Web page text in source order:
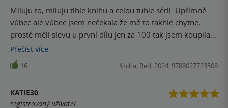
známe z bájí, jejich manželství mělo daleko k idyle. A tahle
knižní Afrodita se opravdu jen tak nedá. Dokonce na nás
čeká milostná čtveřice. Tak snad příště nebudu zklamaná.
Miluju to, miluju tihle knihu a celou tuhle sérii. Upřímně
vůbec ale vůbec jsem nečekala že mě to takhle chytne,
prostě měli slevu u první dílu jen za 100 tak jsem koupila a
musela jsem dočíst celou sérii.
Přečíst více
16 Kniha, Red, 2024, 9788027723508
KATIE30
registrovaný uživatel